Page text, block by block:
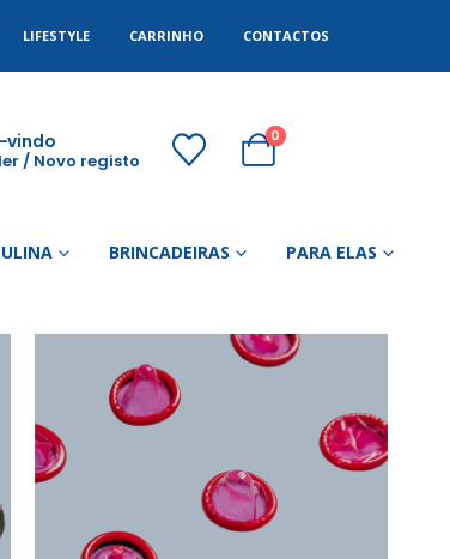
LIFESTYLE CARRINHO CONTACTOS
vindo
/ Novo registo
0
BRINCADEIRAS PARA ELAS